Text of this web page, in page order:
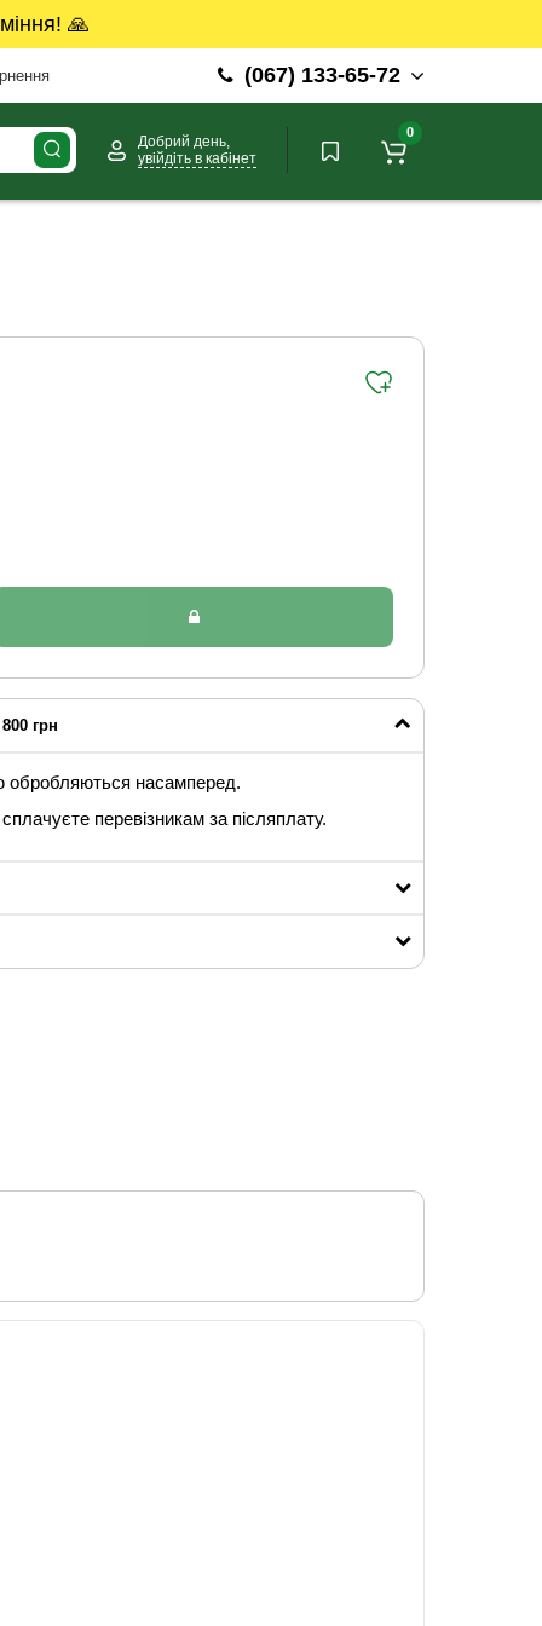
🙏
(067) 133-65-72
Добрий день,
увійдіть в кабінет
0
грн
обробляються насамперед.
перевізникам за післяплату.